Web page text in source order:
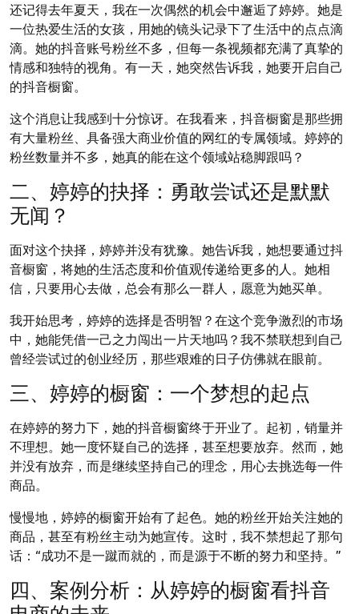
还记得去年夏天，我在一次偶然的机会中邂逅了婷婷。她是
一位热爱生活的女孩，用她的镜头记录下了生活中的点点滴
滴。她的抖音账号粉丝不多，但每一条视频都充满了真挚的
情感和独特的视角。有一天，她突然告诉我，她要开启自己
的抖音橱窗。
这个消息让我感到十分惊讶。在我看来，抖音橱窗是那些拥
有大量粉丝、具备强大商业价值的网红的专属领域。婷婷的
粉丝数量并不多，她真的能在这个领域站稳脚跟吗？
二、婷婷的抉择：勇敢尝试还是默默
无闻？
面对这个抉择，婷婷并没有犹豫。她告诉我，她想要通过抖
音橱窗，将她的生活态度和价值观传递给更多的人。她相
信，只要用心去做，总会有那么一群人，愿意为她买单。
我开始思考，婷婷的选择是否明智？在这个竞争激烈的市场
中，她能凭借一己之力闯出一片天地吗？我不禁联想到自己
曾经尝试过的创业经历，那些艰难的日子仿佛就在眼前。
三、婷婷的橱窗：一个梦想的起点
在婷婷的努力下，她的抖音橱窗终于开业了。起初，销量并
不理想。她一度怀疑自己的选择，甚至想要放弃。然而，她
并没有放弃，而是继续坚持自己的理念，用心去挑选每一件
商品。
慢慢地，婷婷的橱窗开始有了起色。她的粉丝开始关注她的
商品，甚至有粉丝主动为她宣传。这时，我不禁想起了那句
话：“成功不是一蹴而就的，而是源于不断的努力和坚持。”
四、案例分析：从婷婷的橱窗看抖音